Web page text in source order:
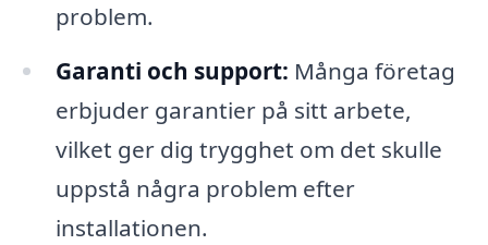
problem.
Garanti och support: Många företag
erbjuder garantier på sitt arbete,
vilket ger dig trygghet om det skulle
uppstå några problem efter
installationen.